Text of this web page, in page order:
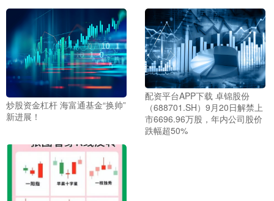
炒股资金杠杆 海富通基金“换帅”
新进展！
配资平台APP下载 卓锦股份
（688701.SH）9月20日解禁上
市6696.96万股，年内公司股价
跌幅超50%